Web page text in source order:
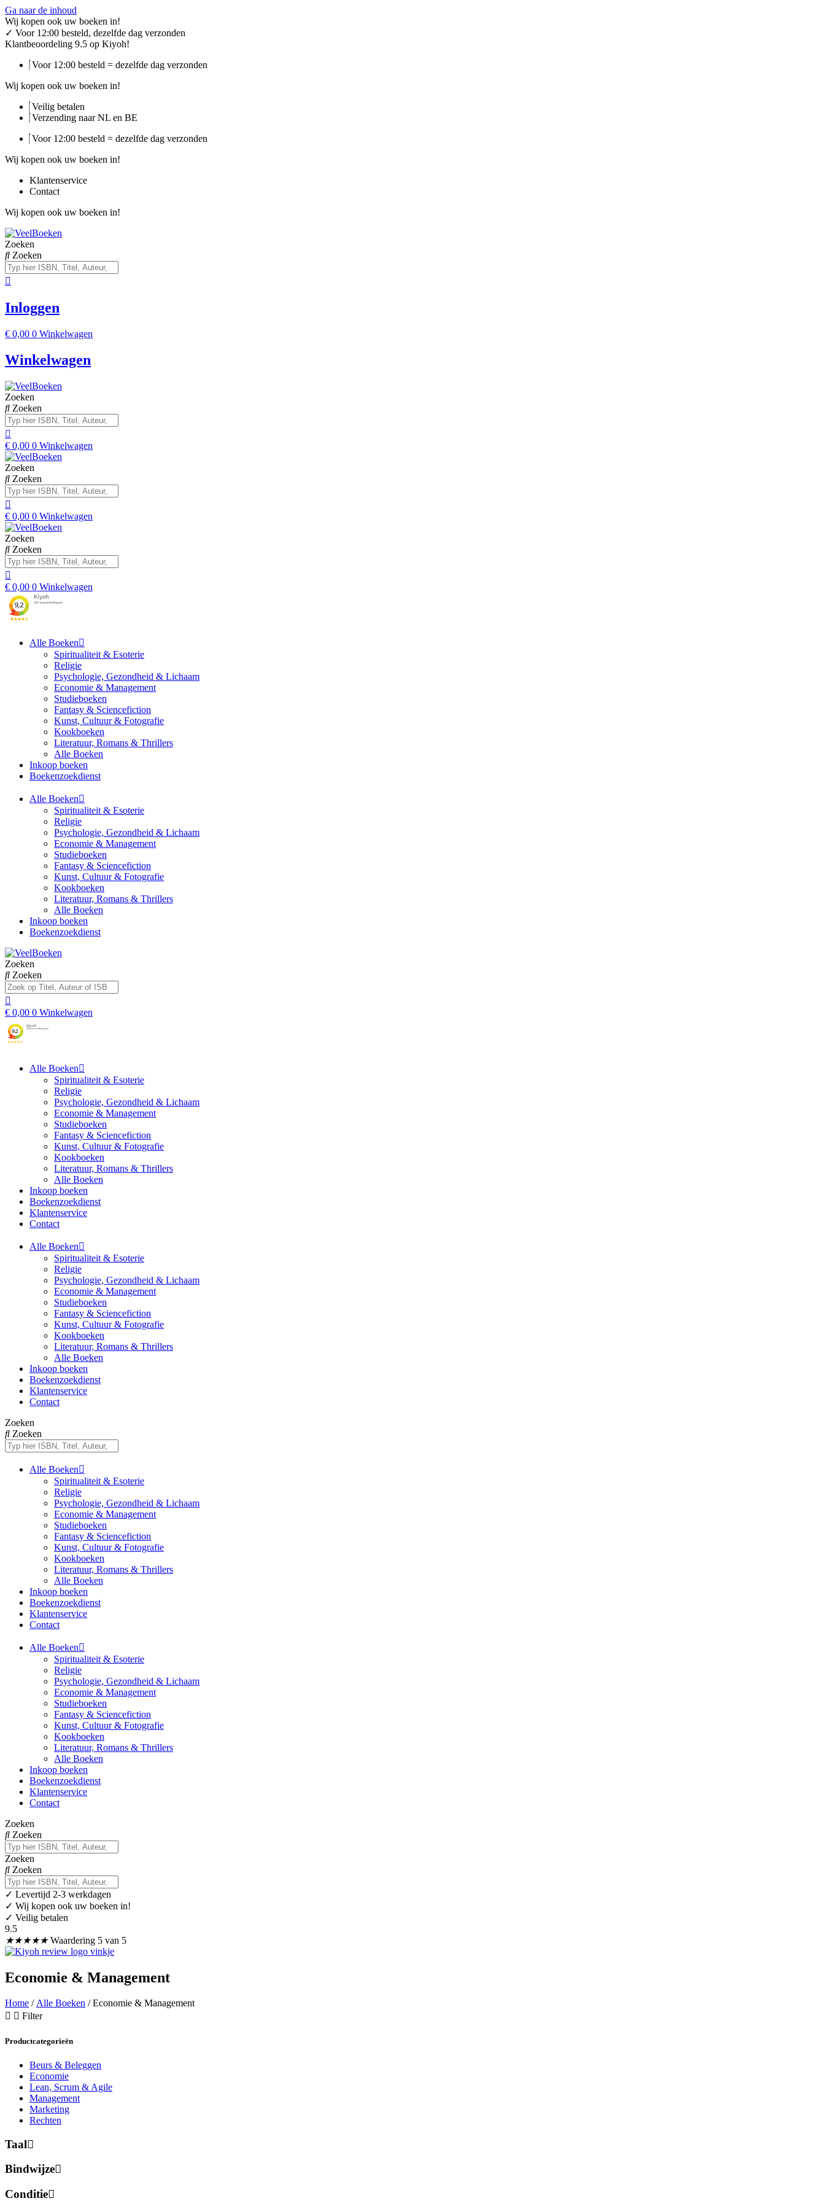
Ga naar de inhoud
Wij kopen ook uw boeken in!
✓ Voor 12:00 besteld, dezelfde dag verzonden
Klantbeoordeling 9.5 op Kiyoh!
Voor 12:00 besteld = dezelfde dag verzonden
Wij kopen ook uw boeken in!
Veilig betalen
Verzending naar NL en BE
Voor 12:00 besteld = dezelfde dag verzonden
Wij kopen ook uw boeken in!
Klantenservice
Contact
Wij kopen ook uw boeken in!
Zoeken
Zoeken
Inloggen
€ 0,00 0 Winkelwagen
Winkelwagen
Zoeken
Zoeken
€ 0,00 0 Winkelwagen
Zoeken
Zoeken
€ 0,00 0 Winkelwagen
Zoeken
Zoeken
€ 0,00 0 Winkelwagen
Alle Boeken
Spiritualiteit & Esoterie
Religie
Psychologie, Gezondheid & Lichaam
Economie & Management
Studieboeken
Fantasy & Sciencefiction
Kunst, Cultuur & Fotografie
Kookboeken
Literatuur, Romans & Thrillers
Alle Boeken
Inkoop boeken
Boekenzoekdienst
Alle Boeken
Spiritualiteit & Esoterie
Religie
Psychologie, Gezondheid & Lichaam
Economie & Management
Studieboeken
Fantasy & Sciencefiction
Kunst, Cultuur & Fotografie
Kookboeken
Literatuur, Romans & Thrillers
Alle Boeken
Inkoop boeken
Boekenzoekdienst
Zoeken
Zoeken
€ 0,00 0 Winkelwagen
Alle Boeken
Spiritualiteit & Esoterie
Religie
Psychologie, Gezondheid & Lichaam
Economie & Management
Studieboeken
Fantasy & Sciencefiction
Kunst, Cultuur & Fotografie
Kookboeken
Literatuur, Romans & Thrillers
Alle Boeken
Inkoop boeken
Boekenzoekdienst
Klantenservice
Contact
Alle Boeken
Spiritualiteit & Esoterie
Religie
Psychologie, Gezondheid & Lichaam
Economie & Management
Studieboeken
Fantasy & Sciencefiction
Kunst, Cultuur & Fotografie
Kookboeken
Literatuur, Romans & Thrillers
Alle Boeken
Inkoop boeken
Boekenzoekdienst
Klantenservice
Contact
Zoeken
Zoeken
Alle Boeken
Spiritualiteit & Esoterie
Religie
Psychologie, Gezondheid & Lichaam
Economie & Management
Studieboeken
Fantasy & Sciencefiction
Kunst, Cultuur & Fotografie
Kookboeken
Literatuur, Romans & Thrillers
Alle Boeken
Inkoop boeken
Boekenzoekdienst
Klantenservice
Contact
Alle Boeken
Spiritualiteit & Esoterie
Religie
Psychologie, Gezondheid & Lichaam
Economie & Management
Studieboeken
Fantasy & Sciencefiction
Kunst, Cultuur & Fotografie
Kookboeken
Literatuur, Romans & Thrillers
Alle Boeken
Inkoop boeken
Boekenzoekdienst
Klantenservice
Contact
Zoeken
Zoeken
Zoeken
Zoeken
✓ Levertijd 2-3 werkdagen
✓ Wij kopen ook uw boeken in!
✓ Veilig betalen
9.5
★★★★★ Waardering 5 van 5
Economie & Management
Home /Alle Boeken / Economie & Management
Filter
Productcategorieën
Beurs & Beleggen
Economie
Lean, Scrum & Agile
Management
Marketing
Rechten
Taal
Bindwijze
Conditie